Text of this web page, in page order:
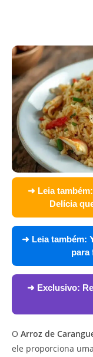
➜ Leia também:
Delícia
➜ Leia também:
para
➜ Exclusivo:
O Arroz de
ele proporciona